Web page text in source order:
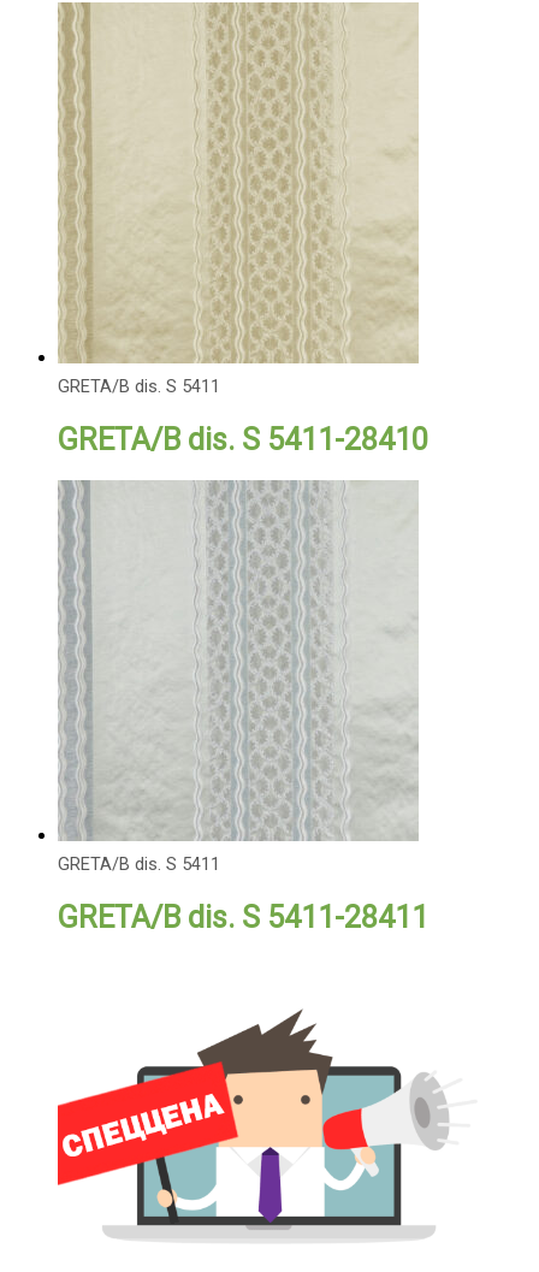
GRETA/B dis. S 5411
GRETA/B dis. S 5411-28410
GRETA/B dis. S 5411
GRETA/B dis. S 5411-28411